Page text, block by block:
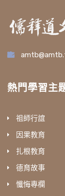
熱門學習主
祖師行誼
因果教育
扎根教育
德育故事
懺悔專欄